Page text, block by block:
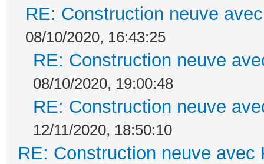
RE: Construction neuve
08/10/2020, 16:43:25
RE: Construction neuve
08/10/2020, 19:00:48
RE: Construction neuve
12/11/2020, 18:50:10
RE: Construction neuve avec